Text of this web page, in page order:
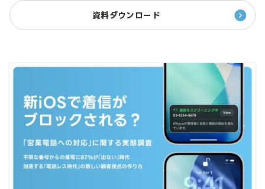
資料ダウンロード